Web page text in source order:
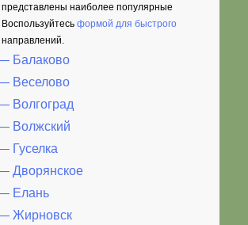
представлены наиболее популярные
формой для быстрого
направлений.
Балаково
Веселово
Волгоград
Волжский
Гуселка
Дворянское
Елань
Жирновск